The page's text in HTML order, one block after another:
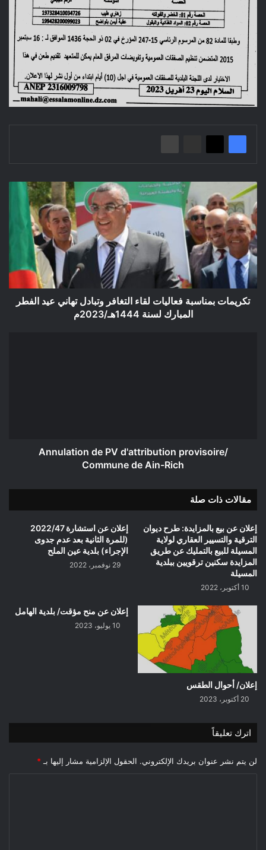
تكريمات
بمناسبة
فعاليات
لقاء
التغافر
وتبادل
تهاني
عيد
الفطر
المبارك
تكريمات بمناسبة فعاليات لقاء التغافر وتبادل تهاني عيد الفطر
المبارك لسنة 1444هـ/2023م
Annulation de PV d'attribution provisoire/
Commune de Ain-Rich
مقالات ذات صلة
إعلان عن بيع بالمزايدة: طرح ديوان
الترقية والتسيير العقاري لولاية
المسيلة للبيع بالتمليك عن طريق
المزايدة سكنين ترقويين ببلدية
المسيلة
10 أكتوبر، 2022
إعلان عن استشارة 2022/47
(للمرة الثانية بعد عدم جدوى
الإجراء) بلدية عين الملح
29 نوفمبر، 2022
إعلان/ أحوال الطقس
20 أكتوبر، 2023
إعلان عن منح مؤقت/ بلدية الهامل
10 يوليو، 2023
اترك تعليقاً
لن يتم نشر عنوان بريدك الإلكتروني. الحقول الإلزامية مشار إليها بـ *